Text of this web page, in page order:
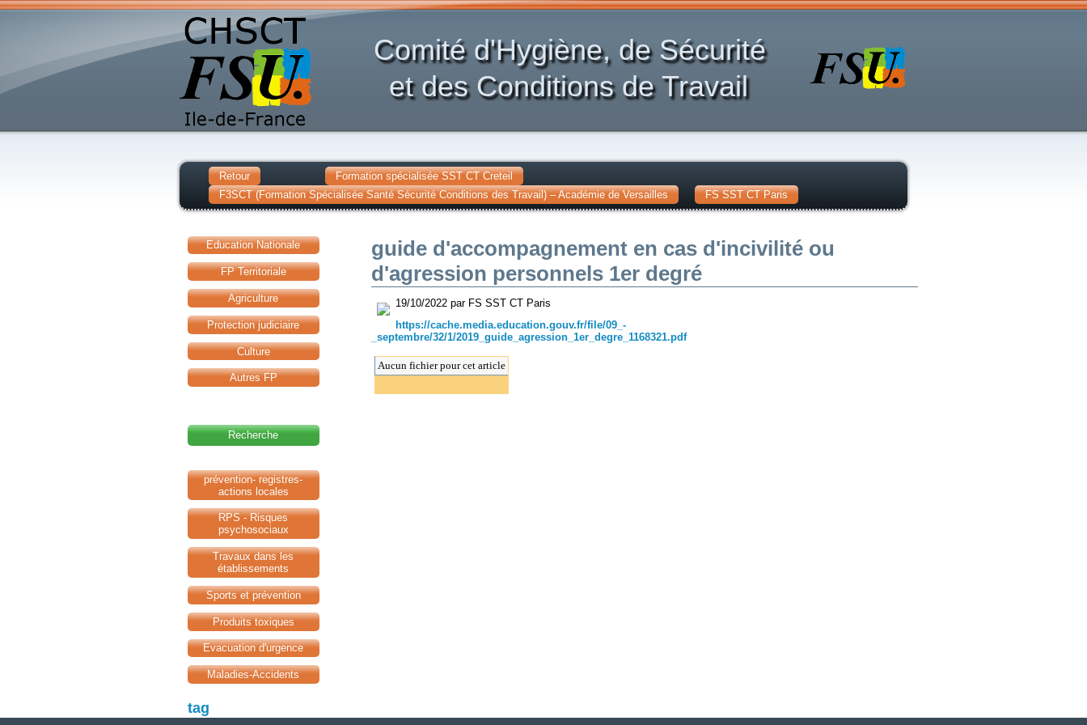
Comité d'Hygiène, de Sécurité
et des Conditions de Travail
Retour
Formation spécialisée SST CT Creteil
F3SCT (Formation Spécialisée Santé Sécurité Conditions des Travail) – Académie de Versailles
FS SST CT Paris
Education Nationale
FP Territoriale
Agriculture
Protection judiciaire
Culture
Autres FP
Recherche
prévention- registres-
actions locales
RPS - Risques
psychosociaux
Travaux dans les
établissements
Sports et prévention
Produits toxiques
Evacuation d'urgence
Maladies-Accidents
tag
guide d'accompagnement en cas d'incivilité ou
d'agression personnels 1er degré
19/10/2022 par FS SST CT Paris
https://cache.media.education.gouv.fr/file/09_-
_septembre/32/1/2019_guide_agression_1er_degre_1168321.pdf
Aucun fichier pour cet article